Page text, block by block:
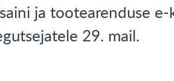
ja tootearenduse
29. mail.